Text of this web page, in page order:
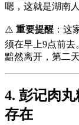
嗯，这就是湖南
⚠️ 重要提醒 ：这
须在早上9点前去
黯然离开，第二
4. 彭记肉
存在